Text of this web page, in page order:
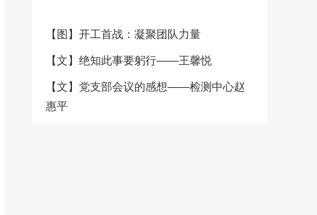
好地服务广大客户，卓雅纺织决
一站式便捷服务的新纪元。通过
大耀领布平台，客户可以轻松了
力于为客户提供高品质的纺织产
品和服务。公司产品90%销往美
国、日本、法国、意大利、加拿
大、韩国、香港等十多个国家和
【图】开工首战：凝聚团队力量
【文】绝知此事要躬行——王馨悦
【文】党支部会议的感想——检测中心赵
惠平